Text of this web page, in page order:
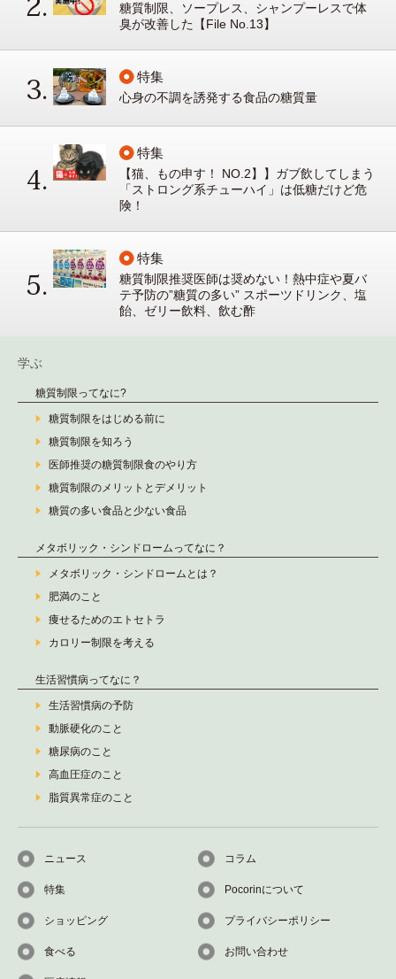
糖質制限、ソープレス、シャンプーレスで体
臭が改善した【File No.13】
特集
心身の不調を誘発する食品の糖質量
特集
【猫、もの申す！ NO.2】】ガブ飲してしまう
「ストロング系チューハイ」は低糖だけど危
険！
特集
糖質制限推奨医師は奨めない！熱中症や夏バ
テ予防の”糖質の多い” スポーツドリンク、塩
飴、ゼリー飲料、飲む酢
学ぶ
糖質制限ってなに?
糖質制限をはじめる前に
糖質制限を知ろう
医師推奨の糖質制限食のやり方
糖質制限のメリットとデメリット
糖質の多い食品と少ない食品
メタボリック・シンドロームってなに？
メタボリック・シンドロームとは？
肥満のこと
痩せるためのエトセトラ
カロリー制限を考える
生活習慣病ってなに？
生活習慣病の予防
動脈硬化のこと
糖尿病のこと
高血圧症のこと
脂質異常症のこと
ニュース
特集
ショッピング
食べる
コラム
Pocorinについて
プライバシーポリシー
お問い合わせ